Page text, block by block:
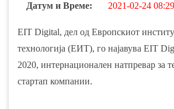
Датум и Време: 2021-02-24 08:29
EIT Digital, дел од Европскиот
технологија (ЕИТ), го најавува EIT
2020, интернационален натпревар за
стартап компании.